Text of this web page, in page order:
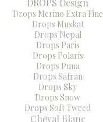
DROPS Design
Drops Merino Extra Fine
Drops Muskat
Drops Nepal
Drops Paris
Drops Polaris
Drops Puna
Drops Safran
Drops Sky
Drops Snow
Drops Soft Tweed
Cheval Blanc